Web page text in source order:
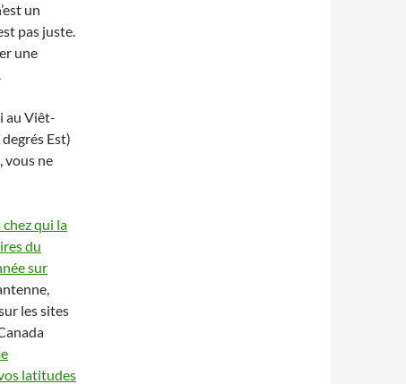
un
pas juste.
une
au Viêt-
Est)
vous ne
qui la
du
sur
les sites
latitudes